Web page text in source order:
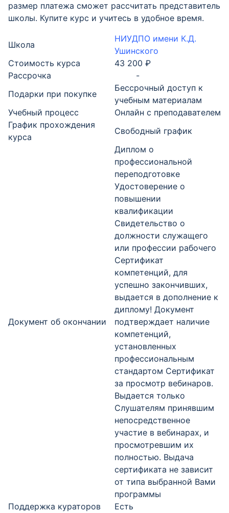
размер платежа сможет рассчитать представитель
школы. Купите курс и учитесь в удобное время.
Школа
НИУДПО имени К.Д.
Ушинского
Стоимость курса
43 200 ₽
Рассрочка
-
Подарки при покупке
Бессрочный доступ к
учебным материалам
Учебный процесс
Онлайн с преподавателем
График прохождения
курса
Свободный график
Документ об окончании
Диплом о
профессиональной
переподготовке
Удостоверение о
повышении
квалификации
Свидетельство о
должности служащего
или профессии рабочего
Сертификат
компетенций, для
успешно закончивших,
выдается в дополнение к
диплому! Документ
подтверждает наличие
компетенций,
установленных
профессиональным
стандартом Сертификат
за просмотр вебинаров.
Выдается только
Слушателям принявшим
непосредственное
участие в вебинарах, и
просмотревшим их
полностью. Выдача
сертификата не зависит
от типа выбранной Вами
программы
Поддержка кураторов
Есть